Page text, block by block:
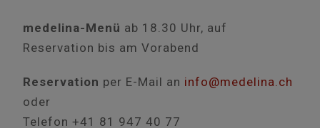
medelina-Menü ab 18.30 Uhr, auf
Reservation bis am Vorabend
Reservation per E-Mail an info@medelina.ch
oder
Telefon +41 81 947 40 77